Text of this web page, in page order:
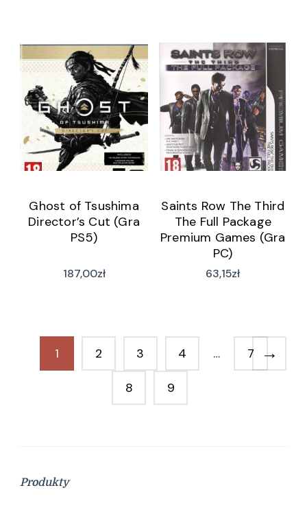
Ghost of Tsushima
Director’s Cut (Gra
PS5)
187,00zł
Saints Row The Third
The Full Package
Premium Games (Gra
PC)
63,15zł
1 2 3 4 … 7
8 9
→
Produkty